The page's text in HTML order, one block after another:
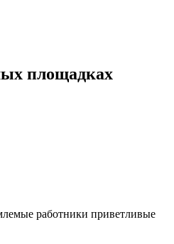
площадках
работники приветливые